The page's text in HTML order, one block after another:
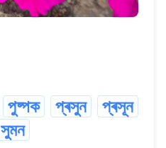
পুষ্পক প্ৰসুন
প্ৰসূন
সুমন